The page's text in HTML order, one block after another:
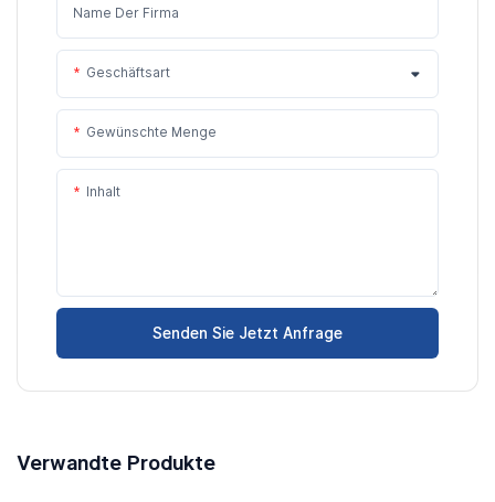
Name Der Firma
Geschäftsart
Gewünschte Menge
Inhalt
Senden Sie Jetzt Anfrage
Verwandte Produkte